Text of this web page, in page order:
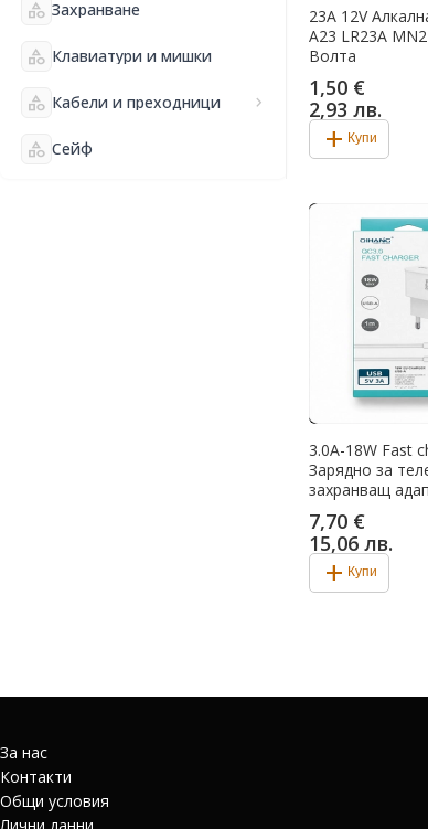
category Захранване
category Клавиатури и мишки
category Кабели и преходници chevron_right
category Сейф
23A 12V
A23 LR23A
Волта
1,50 €
2,93 лв.
add Купи
3.0A-18W Fast
Зарядно за
захранващ
7,70 €
15,06 лв.
add Купи
За нас
Контакти
Общи условия